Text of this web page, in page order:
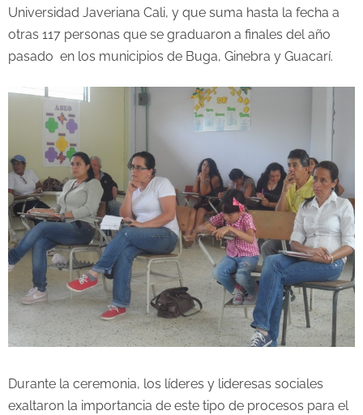
Universidad Javeriana Cali, y que suma hasta la fecha a
otras 117 personas que se graduaron a finales del año
pasado en los municipios de Buga, Ginebra y Guacarí.
Durante la ceremonia, los líderes y lideresas sociales
exaltaron la importancia de este tipo de procesos para el